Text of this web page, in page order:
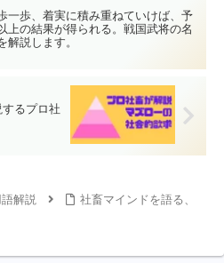
一歩、着実に積み重ねていけば、予
上の結果が得られる。戦国武将の名
解説します。
るプロ社
解説
社畜マインドを語る、